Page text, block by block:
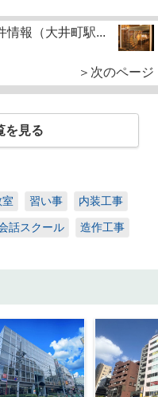
情報（大井町駅...
＞次のページ
を見る
習い事 内装工事
話スクール 造作工事